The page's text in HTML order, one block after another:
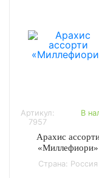
Артикул:
7957
В
Арахис
«Миллефиори»
Страна: Россия